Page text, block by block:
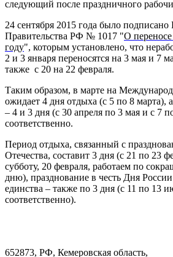
следующий после праздничного
24 сентября 2015 года было
Правительства РФ № 1017 "О
году", которым установлено, что
2 и 3 января переносятся на 3 мая и 7
также с 20 на 22 февраля.
Таким образом, в марте на
ожидает 4 дня отдыха (с 5 по 8 марта),
– 4 и 3 дня (с 30 апреля по 3 мая и с 7
соответственно.
Период отдыха, связанный с
Отечества, составит 3 дня (с 21 по 23
субботу, 20 февраля, работаем по
дню), празднование в честь Дня
единства – также по 3 дня (с 11 по 13
соответственно).
652873, РФ, Кемеровская область,